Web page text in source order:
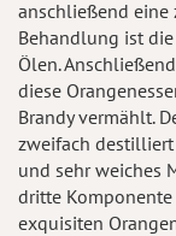
anschließend eine
Behandlung ist
Ölen.
diese
Brandy vermählt.
zweifach
und sehr weiches
dritte
exquisiten